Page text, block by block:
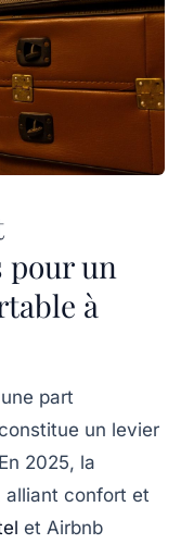
pour un
à
part
un levier
2025, la
alliant confort et
et Airbnb